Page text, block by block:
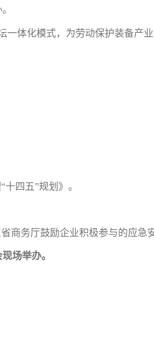
一体化模式，为劳动保护装备产
四五”规划》。
商务厅鼓励企业积极参与的应急
场举办。